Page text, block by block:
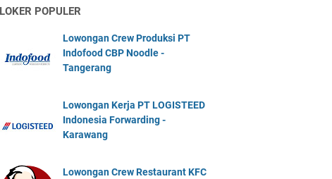
LOKER POPULER
Lowongan Crew Produksi PT
Indofood CBP Noodle -
Tangerang
Lowongan Kerja PT LOGISTEED
Indonesia Forwarding -
Karawang
Lowongan Crew Restaurant KFC